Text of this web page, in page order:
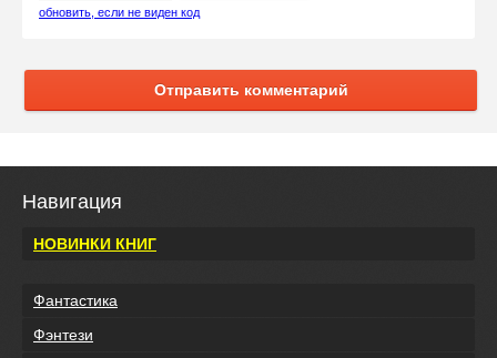
обновить, если не виден код
Отправить комментарий
Навигация
НОВИНКИ КНИГ
Фантастика
Фэнтези